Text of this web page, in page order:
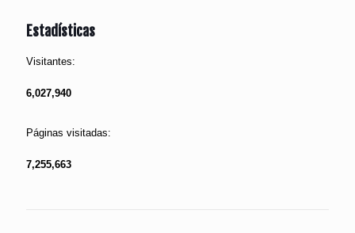
Estadísticas
Visitantes:
6,027,940
Páginas visitadas:
7,255,663